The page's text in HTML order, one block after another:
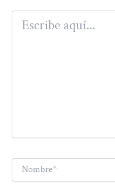
Escribe
aquí...
Nombre*